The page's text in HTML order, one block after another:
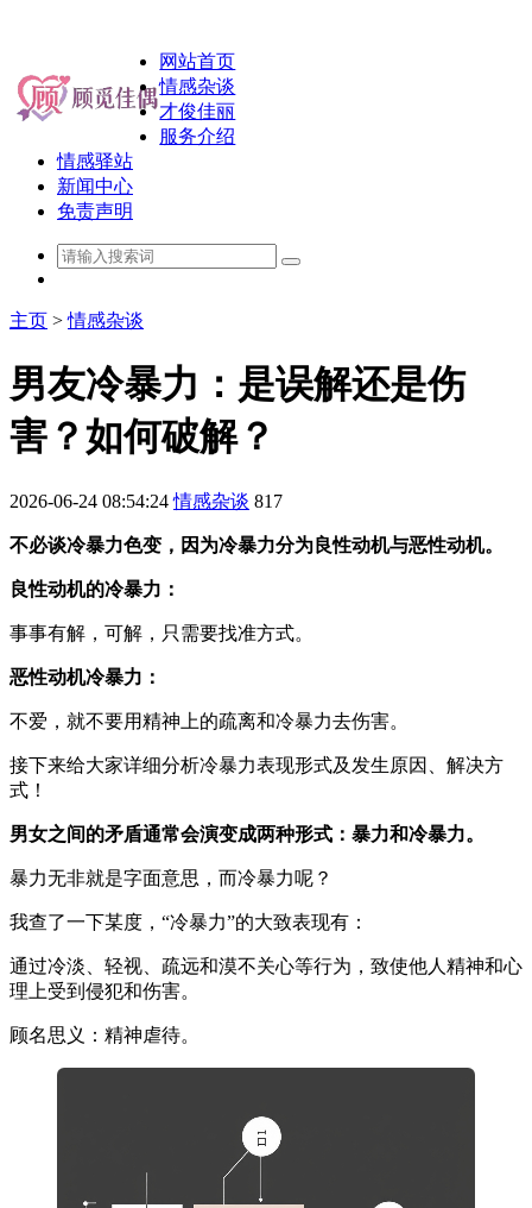
网站首页
情感杂谈
才俊佳丽
服务介绍
情感驿站
新闻中心
免责声明
主页 >情感杂谈
男友冷暴力：是误解还是伤
害？如何破解？
2026-06-24 08:54:24 情感杂谈 817
不必谈冷暴力色变，因为冷暴力分为良性动机与恶性动机。
良性动机的冷暴力：
事事有解，可解，只需要找准方式。
恶性动机冷暴力：
不爱，就不要用精神上的疏离和冷暴力去伤害。
接下来给大家详细分析冷暴力表现形式及发生原因、解决方
式！
男女之间的矛盾通常会演变成两种形式：暴力和冷暴力。
暴力无非就是字面意思，而冷暴力呢？
我查了一下某度，“冷暴力”的大致表现有：
通过冷淡、轻视、疏远和漠不关心等行为，致使他人精神和心
理上受到侵犯和伤害。
顾名思义：精神虐待。